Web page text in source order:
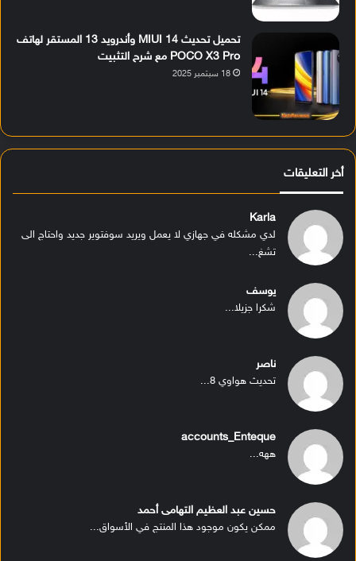
تحميل تحديث MIUI 14 وأندرويد 13 المستقر لهاتف
POCO X3 Pro مع شرح التثبيت
18 سبتمبر 2025
أخر التعليقات
Karla
لدي مشكله في جهازي لا يعمل ويريد سوفتوير جديد واحتاج الى
تشغ...
يوسف
شكرا جزيلا...
ناصر
تحديث هواوي 8...
accounts_Enteque
ههه...
حسين عبد العظيم التهامى أحمد
ممكن يكون موجود هذا المنتج في الأسواق...